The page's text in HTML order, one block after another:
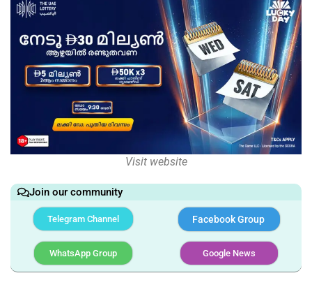
Visit website
Join our community
Telegram Channel Facebook Group
WhatsApp Group Google News